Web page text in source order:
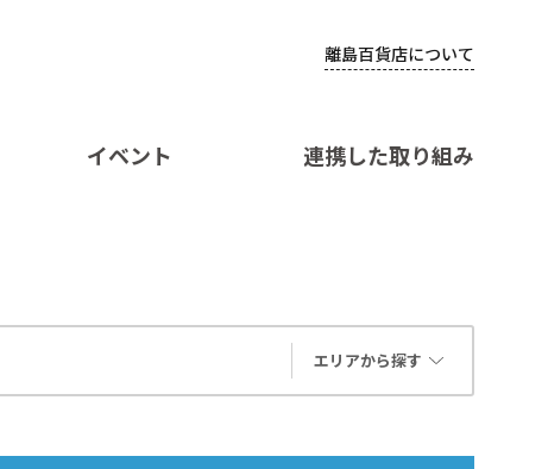
離島百貨店について
イベント 連携した取り組み
エリアから探す